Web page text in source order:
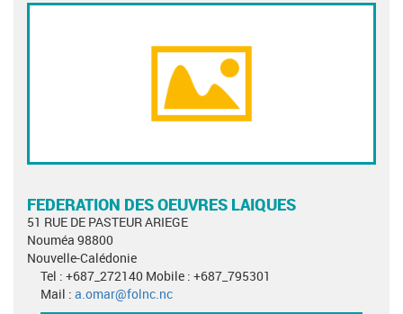
FEDERATION DES OEUVRES LAIQUES
51 RUE DE PASTEUR ARIEGE
Nouméa 98800
Nouvelle-Calédonie
Tel : +687_272140 Mobile : +687_795301
Mail : a.omar@folnc.nc